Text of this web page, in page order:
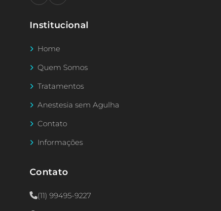
Institucional
Home
Quem Somos
Tratamentos
Anestesia sem Agulha
Contato
Informações
Contato
(11) 99495-9227